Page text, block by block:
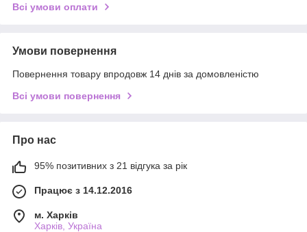
Всі умови оплати
Умови повернення
Повернення товару впродовж 14 днів за домовленістю
Всі умови повернення
Про нас
95% позитивних з 21 відгука за рік
Працює з 14.12.2016
м. Харків
Харків, Україна